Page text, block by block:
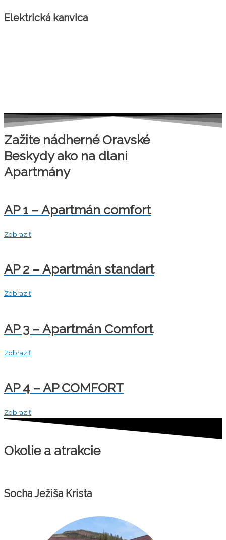
Elektrická kanvica
Zažite nádherné Oravské
Beskydy ako na dlani
Apartmány
AP 1 – Apartmán comfort
Zobraziť
AP 2 – Apartmán standart
Zobraziť
AP 3 – Apartmán Comfort
Zobraziť
AP 4 – AP COMFORT
Zobraziť
Okolie a atrakcie
Socha Ježiša Krista